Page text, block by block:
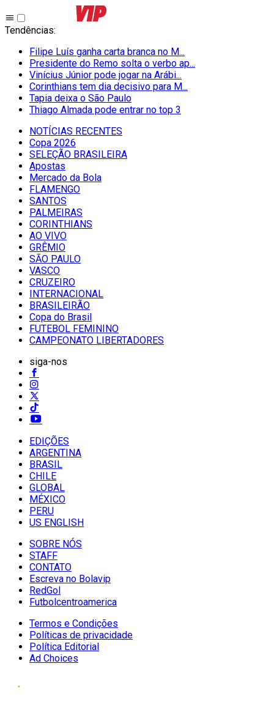
Tendências:
Filipe Luís ganha carta branca no M...
Presidente do Remo solta o verbo ap...
Vinícius Júnior pode jogar na Arábi...
Corinthians tem dia decisivo para M...
Tapia deixa o São Paulo
Thiago Almada pode entrar no top 3
NOTÍCIAS RECENTES
Copa 2026
SELEÇÃO BRASILEIRA
Apostas
Mercado da Bola
FLAMENGO
SANTOS
PALMEIRAS
CORINTHIANS
AO VIVO
GRÊMIO
SĀO PAULO
VASCO
CRUZEIRO
INTERNACIONAL
BRASILEIRÃO
Copa do Brasil
FUTEBOL FEMININO
CAMPEONATO LIBERTADORES
siga-nos
EDIÇÕES
ARGENTINA
BRASIL
CHILE
GLOBAL
MÉXICO
PERU
US ENGLISH
SOBRE NÓS
STAFF
CONTATO
Escreva no Bolavip
RedGol
Futbolcentroamerica
Termos e Condições
Políticas de privacidade
Política Editorial
Ad Choices